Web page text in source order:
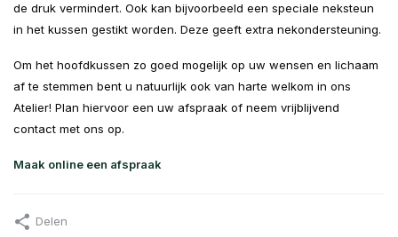
de druk vermindert. Ook kan bijvoorbeeld een speciale neksteun
in het kussen gestikt worden. Deze geeft extra nekondersteuning.
Om het hoofdkussen zo goed mogelijk op uw wensen en lichaam
af te stemmen bent u natuurlijk ook van harte welkom in ons
Atelier! Plan hiervoor een uw afspraak of neem vrijblijvend
contact met ons op.
Maak online een afspraak
Delen